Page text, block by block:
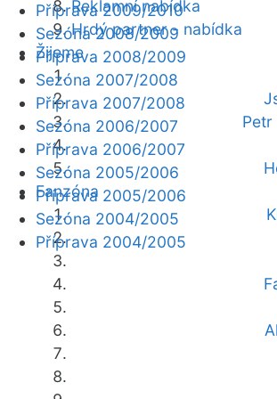
Reklamní nabídka
Hrdý partner - nabídka
Žijeme
Petr
Fanzóna
Příprava 2009/2010
Sezóna 2008/2009
Příprava 2008/2009
Sezóna 2007/2008
Příprava 2007/2008
Sezóna 2006/2007
Příprava 2006/2007
Sezóna 2005/2006
Příprava 2005/2006
Sezóna 2004/2005
Příprava 2004/2005